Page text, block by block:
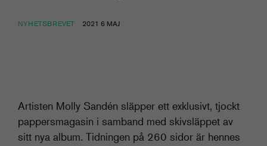
NYHETSBREVET 2021 6 MAJ
Artisten Molly Sandén släpper ett exklusivt, tjockt
pappersmagasin i samband med skivsläppet av
sitt nya album. Tidningen på 260 sidor är hennes